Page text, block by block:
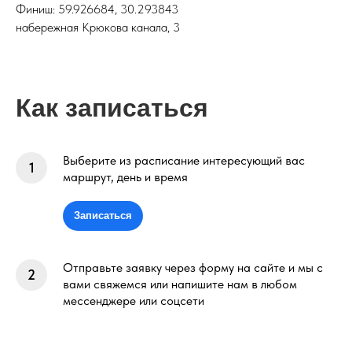
Финиш: 59.926684, 30.293843
набережная Крюкова канала, 3
Как записаться
Выберите из расписание интересующий вас
маршрут, день и время
Записаться
Отправьте заявку через форму на сайте и мы с
вами свяжемся или напишите нам в любом
мессенджере или соцсети